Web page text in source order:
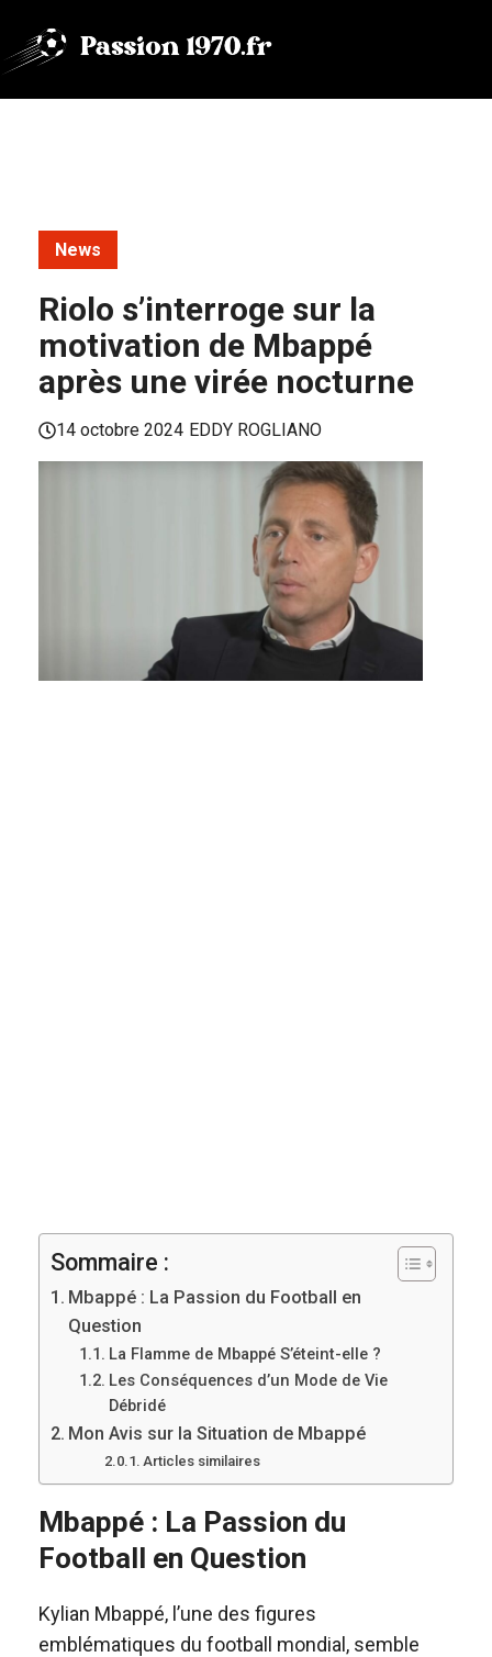
contenu
News
Riolo s’interroge sur la
motivation de Mbappé
après une virée nocturne
14 octobre 2024 EDDY ROGLIANO
Sommaire :
Mbappé : La Passion du Football en
Question
La Flamme de Mbappé S’éteint-elle ?
Les Conséquences d’un Mode de Vie
Débridé
Mon Avis sur la Situation de Mbappé
Articles similaires
Mbappé : La Passion du
Football en Question
Kylian Mbappé, l’une des figures
emblématiques du football mondial, semble